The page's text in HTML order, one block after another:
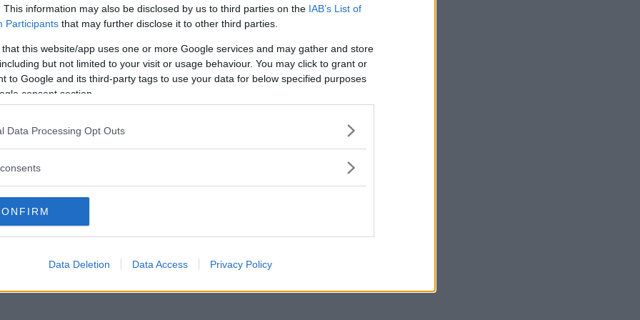
This information may also be disclosed by us to third parties on the IAB’s List of
Participants that may further disclose it to other third parties.
that this website/app uses one or more Google services and may gather and store
but not limited to your visit or usage behaviour. You may click to grant or
to Google and its third-party tags to use your data for below specified purposes
consent section.
Data Processing Opt Outs
Data Deletion Data Access Privacy Policy
della vita”e molte altre ora si sono fatte
le loro insicurezze. “Perfect Imperfection”
dedicato solo alla maternità, ma voleva
donne, dietro dei corpi.
di più di foto di smagliature o cellulite” ha
all’Huffington Post, “Parla di donne che
vogliono discutere le difficoltà giornaliere in
cose normali e educare.
vere, più le donne si sentiranno a loro
parto, problemi di fertilità, depressione post-
capire che non sono da sole in queste